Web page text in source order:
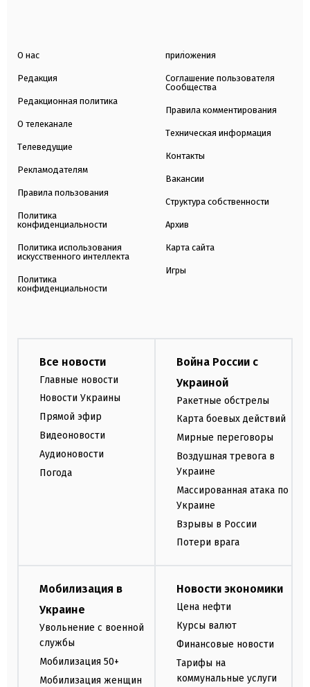
О нас
Редакция
Редакционная политика
О телеканале
Телеведущие
Рекламодателям
Правила пользования
Политика
конфиденциальности
Политика использования
искусственного интеллекта
Политика
конфиденциальности
приложения
Соглашение пользователя
Сообщества
Правила комментирования
Техническая информация
Контакты
Вакансии
Структура собственности
Архив
Карта сайта
Игры
Все новости
Главные новости
Новости Украины
Прямой эфир
Видеоновости
Аудионовости
Погода
Война России с
Украиной
Ракетные обстрелы
Карта боевых действий
Мирные переговоры
Воздушная тревога в
Украине
Массированная атака по
Украине
Взрывы в России
Потери врага
Мобилизация в
Украине
Увольнение с военной
службы
Мобилизация 50+
Мобилизация женщин
Новости экономики
Цена нефти
Курсы валют
Финансовые новости
Тарифы на
коммунальные услуги